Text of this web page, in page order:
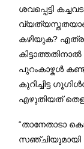
ശവപ്പെട്ടി
കഴിയുക? എത്ര
പുറംകാഴ്കൾ
കുറിച്ചിട്ട
എഴുതിയത്
“താനേതാടാ
സഞ്ചിയുമായി